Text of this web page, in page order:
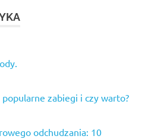
zabiegi i czy warto?
odchudzania: 10